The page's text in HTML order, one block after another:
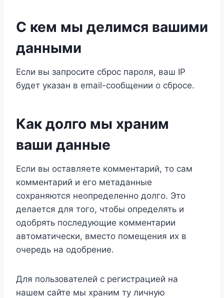
С кем мы делимся вашими
данными
Если вы запросите сброс пароля, ваш IP
будет указан в email-сообщении о сбросе.
Как долго мы храним
ваши данные
Если вы оставляете комментарий, то сам
комментарий и его метаданные
сохраняются неопределенно долго. Это
делается для того, чтобы определять и
одобрять последующие комментарии
автоматически, вместо помещения их в
очередь на одобрение.
Для пользователей с регистрацией на
нашем сайте мы храним ту личную